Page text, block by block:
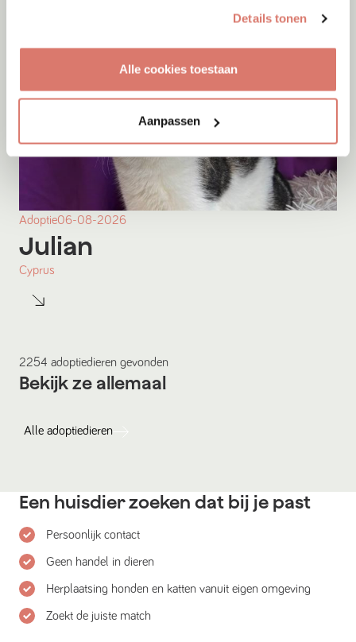
Details tonen
Alle cookies toestaan
Aanpassen
Adoptie06-08-2026
Julian
Cyprus
2254 adoptiedieren gevonden
Bekijk ze allemaal
Alle adoptiedieren
Een huisdier zoeken dat bij je past
Persoonlijk contact
Geen handel in dieren
Herplaatsing honden en katten vanuit eigen omgeving
Zoekt de juiste match